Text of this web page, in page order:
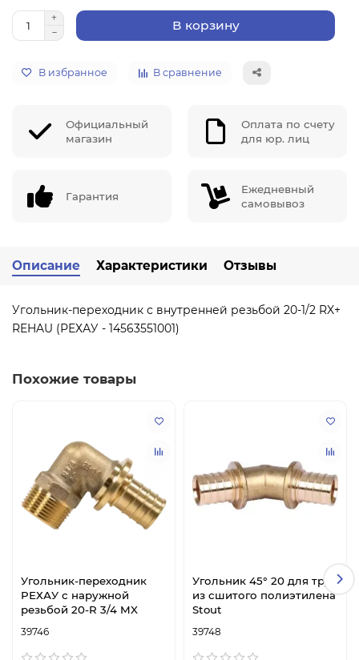
В корзину
В избранное В сравнение
Официальный
магазин
Оплата по счету
для юр. лиц
Гарантия
Ежедневный
самовывоз
Описание Характеристики Отзывы
Угольник-переходник с внутренней резьбой 20-1/2 RX+
REHAU (РЕХАУ - 14563551001)
Похожие товары
Угольник-переходник
РЕХАУ с наружной
резьбой 20-R 3/4 MX
39746
Угольник 45° 20 для труб
из сшитого полиэтилена
Stout
39748